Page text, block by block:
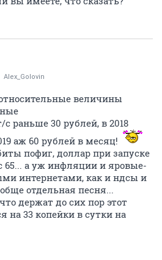
Alex_Golovin
величины
раньше 30 рублей, в 2018
аж 60 рублей в месяц!
пофиг, доллар при запуске
65... а уж инфляции и яровые-
интернетами, как и ндсы и
отдельная песня...
держат до сих пор этот
на 33 копейки в сутки на